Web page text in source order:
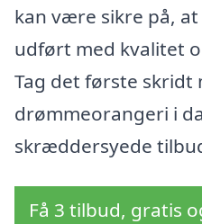
kan være sikre på,
udført med kvalitet
Tag det første skridt
drømmeorangeri i
skræddersyede
Få 3 tilbud, gratis